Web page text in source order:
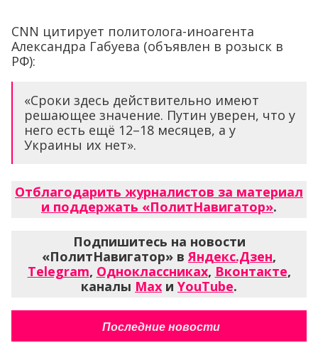
CNN цитирует политолога-иноагента
Александра Габуева (объявлен в розыск в
РФ):
«Сроки здесь действительно имеют
решающее значение. Путин уверен, что у
него есть ещё 12–18 месяцев, а у
Украины их нет».
Отблагодарить журналистов за материал
и поддержать «ПолитНавигатор».
Подпишитесь на новости
«ПолитНавигатор» в Яндекс.Дзен,
Telegram, Одноклассниках, Вконтакте,
каналы Max и YouTube.
Последние новости